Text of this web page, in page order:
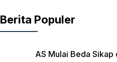
Berita Populer
AS Mulai Beda Sikap